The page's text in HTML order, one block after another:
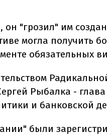
"грозил" им
могла получить
обязательных
Рыбалка - глава
и банковской
были